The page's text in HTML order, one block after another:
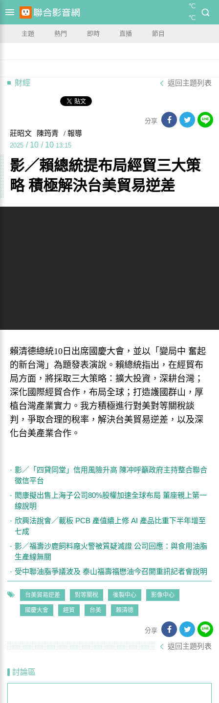
°C
°C
主題 熱門 即時 直播 節目
財經 返回主題列表
分享
莊昭文 陳筠青 / 報導
2025 / 10 / 10 13:15
影／賴總統提布局經貿三大策
略 積極解決台美貿易逆差
賴清德總統10日出席國慶大會，並以「變局中 奮起
的新台灣」為題發表演說。賴總統指出，在經貿布
局方面，將採取三大策略：擴大投資，深耕台灣；
深化國際經貿合作，布局全球；打造護國群山，厚
植台灣產業實力。我方積極進行對美對等關稅談
判，爭取合理的稅率，解決台美貿易逆差，以及深
化台美產業合作。
影／「四貸同堂」信用風險升高 陳冲呼籲政府主持整合聯合
徵信平台
閎康擬出售上海子公司80%股權加速全球布局 董座親上第一
線說明
欣興法說會／載板 PCB 產值續上修 AI 產品比重下半年增至
七成
影／福壽沙鹿飼料廠火警被質疑滅證 公司回應：與食用油脂
生產線無關
受中聯油脂爭議波及 泰山福壽福懋油今召開重訊記者會說明
台美貿易逆差 對等關稅 後製中心 影像中心
國慶大會 經貿 台美 賴清德
分享
返回主題列表
討論區